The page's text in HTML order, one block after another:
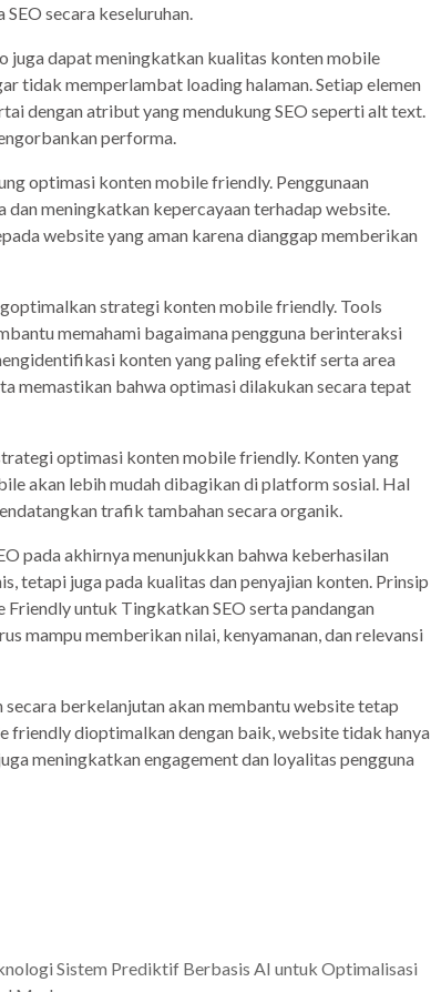
secara keseluruhan.
juga dapat meningkatkan kualitas konten mobile
tidak memperlambat loading halaman. Setiap elemen
dengan atribut yang mendukung SEO seperti alt text.
performa.
optimasi konten mobile friendly. Penggunaan
meningkatkan kepercayaan terhadap website.
website yang aman karena dianggap memberikan
strategi konten mobile friendly. Tools
memahami bagaimana pengguna berinteraksi
konten yang paling efektif serta area
memastikan bahwa optimasi dilakukan secara tepat
optimasi konten mobile friendly. Konten yang
akan lebih mudah dibagikan di platform sosial. Hal
trafik tambahan secara organik.
pada akhirnya menunjukkan bahwa keberhasilan
tetapi juga pada kualitas dan penyajian konten. Prinsip
untuk Tingkatkan SEO serta pandangan
mampu memberikan nilai, kenyamanan, dan relevansi
berkelanjutan akan membantu website tetap
dioptimalkan dengan baik, website tidak hanya
meningkatkan engagement dan loyalitas pengguna
Sistem Prediktif Berbasis AI untuk Optimalisasi